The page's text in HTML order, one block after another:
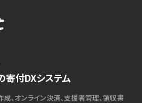
寄付DXシステム
、オンライン決済、支援者管理、領収書